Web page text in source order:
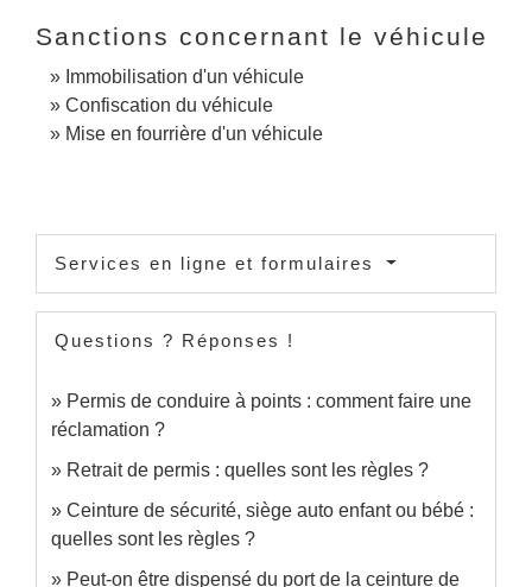
Sanctions concernant le véhicule
Immobilisation d'un véhicule
Confiscation du véhicule
Mise en fourrière d'un véhicule
Services en ligne et formulaires
Questions ? Réponses !
Permis de conduire à points : comment faire une
réclamation ?
Retrait de permis : quelles sont les règles ?
Ceinture de sécurité, siège auto enfant ou bébé :
quelles sont les règles ?
Peut-on être dispensé du port de la ceinture de